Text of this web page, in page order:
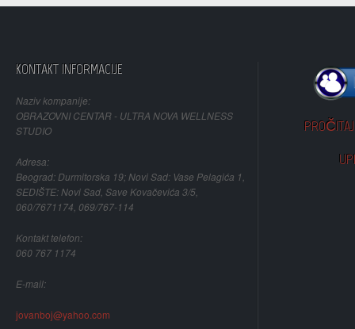
KONTAKT INFORMACIJE
Naziv kompanije:
OBRAZOVNI CENTAR - ULTRA NOVA WELLNESS
STUDIO
Adresa:
Beograd: Durmitorska 19; Novi Sad: Vase Pelagića 1,
SEDIŠTE: Novi Sad, Save Kovačevića 3/5,
060/7671174, 069/767-114
Kontakt telefon:
060 767 1174
E-mail:
jovanboj@yahoo.com